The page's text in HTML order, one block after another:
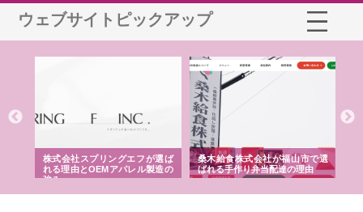
ウェブサイトピックアップ
株式会社スプリングエフが選ば
れる理由とOEMアパレル製造の
強み
桑木給食株式会社が福山市で選
ばれる手作り弁当配達の理由